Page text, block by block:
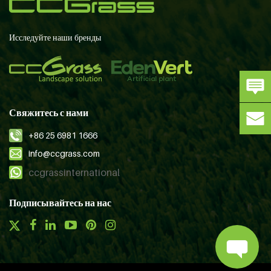
Исследуйте наши бренды
Свяжитесь с нами
+86 25 6981 1666
info@ccgrass.com
ccgrassinternational
Подписывайтесь на нас